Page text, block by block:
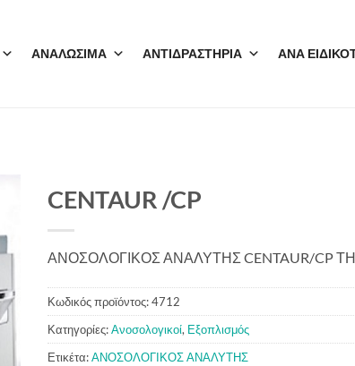
ΑΝΑΛΩΣΙΜΑ ΑΝΤΙΔΡΑΣΤΗΡΙΑ ΑΝΑ
CENTAUR /CP
ΑΝΟΣΟΛΟΓΙΚΟΣ ΑΝΑΛΥΤΗΣ CENTAUR/CP
Κωδικός προϊόντος:4712
Κατηγορίες:Ανοσολογικοί, Εξοπλισμός
Ετικέτα:ΑΝΟΣΟΛΟΓΙΚΟΣ ΑΝΑΛΥΤΗΣ